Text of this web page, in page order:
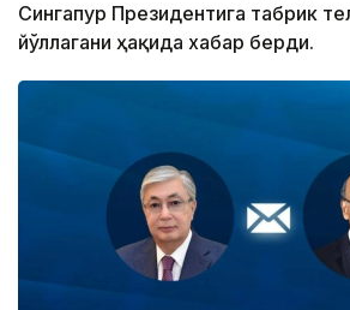
Сингапур Президентига табрик
йўллагани ҳақида хабар берди.